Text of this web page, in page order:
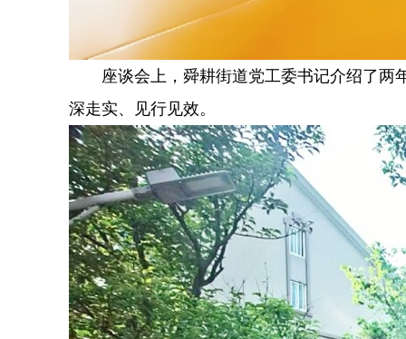
座谈会上，舜耕街道党工委书记介绍了两
深走实、见行见效。